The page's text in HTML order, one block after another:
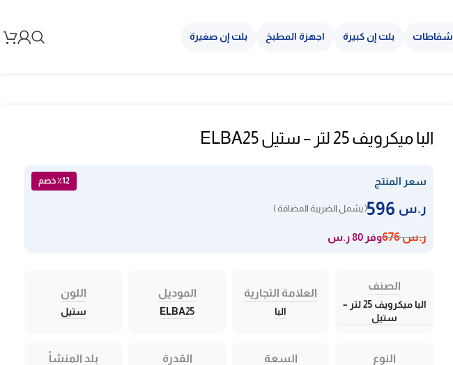
شفاطات بلت إن كبيرة اجهزة المطبخ بلت إن صغيرة
البا ميكرويف 25 لتر – ستيل ELBA25
سعر المنتج ٪12 خصم
ر.س ( يشمل الضريبة المضافة )
ر.س676 وفر 80 ر.س
الصنف
البا ميكرويف 25 لتر –
ستيل
العلامة التجارية
البا
الموديل
ELBA25
اللون
ستيل
النوع السعة القدرة بلد المنشأ